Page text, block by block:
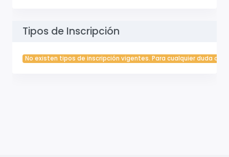
Tipos de Inscripción
No existen tipos de inscripción vigentes. Para cualquier duda